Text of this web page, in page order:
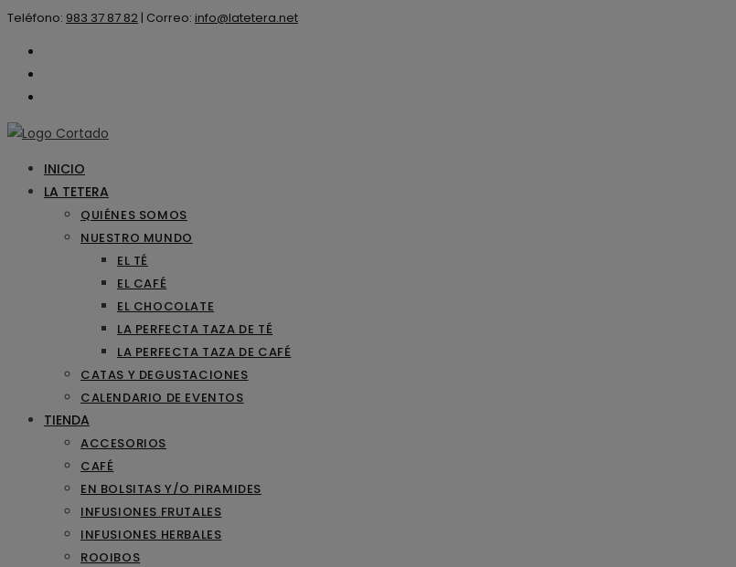
Saltar
Teléfono: 983 37 87 82 | Correo: info@latetera.net
INICIO
LA TETERA
QUIÉNES SOMOS
NUESTRO MUNDO
EL TÉ
EL CAFÉ
EL CHOCOLATE
LA PERFECTA TAZA DE TÉ
LA PERFECTA TAZA DE CAFÉ
CATAS Y DEGUSTACIONES
CALENDARIO DE EVENTOS
TIENDA
ACCESORIOS
CAFÉ
EN BOLSITAS Y/O PIRAMIDES
INFUSIONES FRUTALES
INFUSIONES HERBALES
ROOIBOS